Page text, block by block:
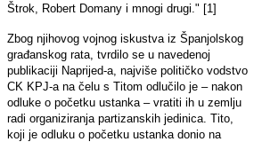
Štrok, Robert Domany i mnogi drugi." [1]
Zbog njihovog vojnog iskustva iz Španjolskog
građanskog rata, tvrdilo se u navedenoj
publikaciji Naprijed-a, najviše političko vodstvo
CK KPJ-a na čelu s Titom odlučilo je – nakon
odluke o početku ustanka – vratiti ih u zemlju
radi organiziranja partizanskih jedinica. Tito,
koji je odluku o početku ustanka donio na